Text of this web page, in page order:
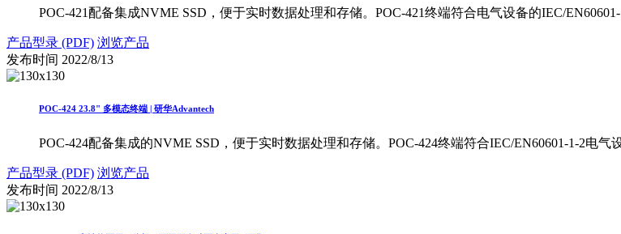
POC-421配备集成NVME SSD，便于实时数据处理和存储。POC-421终端符合电气设备的IEC/
产品型录 (PDF) 浏览产品
发布时间 2022/8/13
POC-424 23.8" 多模态终端 | 研华Advantech
POC-424配备集成的NVME SSD，便于实时数据处理和存储。POC-424终端符合IEC/EN60601-1-2电
产品型录 (PDF) 浏览产品
发布时间 2022/8/13